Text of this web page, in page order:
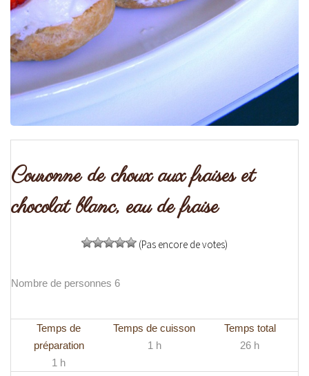
Couronne de choux aux fraises et
chocolat blanc, eau de fraise
(Pas encore de votes)
Nombre de personnes 6
Temps de
préparation
1 h
Temps de cuisson
1 h
Temps total
26 h